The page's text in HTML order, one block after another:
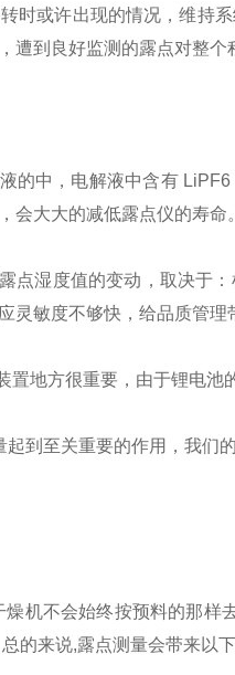
时或许出现的情况，维持
到良好监测的露点对整个
的中，电解液中含有
会大大的减低露点仪的寿命。
点湿度值的变动，取决于
灵敏度不够快，给品质管理
地方很重要，由于锂电池
到至关重要的作用，我
机不会始终按预料的那
的来说,露点测量会带来以下